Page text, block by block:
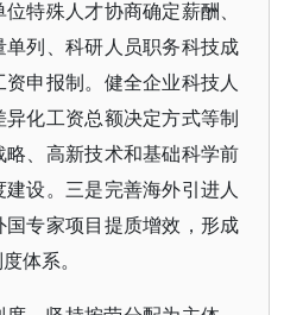
特殊人才协商确定薪酬、
列、科研人员职务科技成
申报制。健全企业科技人
化工资总额决定方式等制
、高新技术和基础科学前
设。三是完善海外引进人
专家项目提质增效，形成
体系。